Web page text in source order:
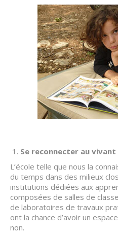
Se reconnecter au vivant
L’école telle que nous la
du temps dans des milieux
institutions dédiées aux
composées de salles de
de laboratoires de travaux
ont la chance d’avoir un
non.